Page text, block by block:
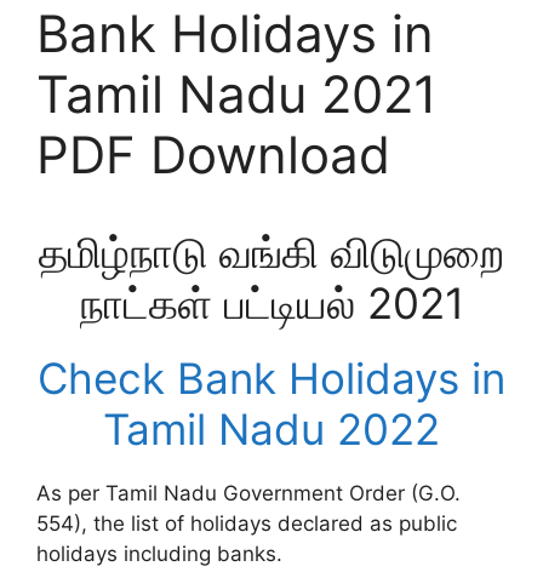
Bank Holidays in
Tamil Nadu 2021
PDF Download
தமிழ்நாடு வங்கி விடுமுறை
நாட்கள் பட்டியல் 2021
Check Bank Holidays in
Tamil Nadu 2022
As per Tamil Nadu Government Order (G.O.
554), the list of holidays declared as public
holidays including banks.